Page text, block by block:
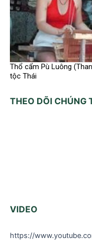
Thổ cẩm Pù Luông
tộc Thái
THEO DÕI CHÚNG
VIDEO
https://